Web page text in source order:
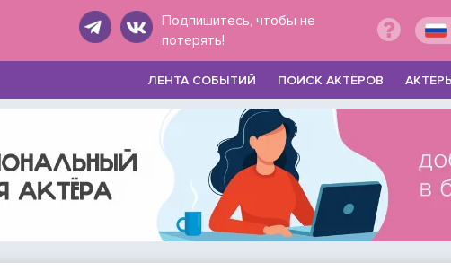
Подпишитесь, чтобы не
потерять!
ЛЕНТА СОБЫТИЙ ПОИСК АКТЁРОВ